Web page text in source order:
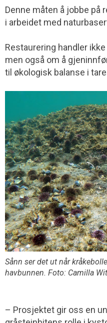
Denne måten å jobbe på
i arbeidet med
Restaurering handler
men også om å
til økologisk balanse i
Sånn ser det ut når
havbunnen. Foto: Camilla
– Prosjektet gir oss en